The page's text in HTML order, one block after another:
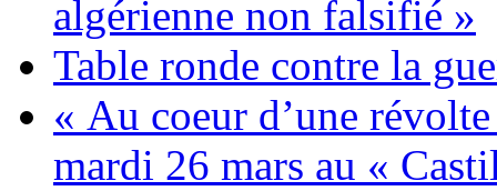
algérienne non falsifié »
Table ronde contre la
« Au coeur d’une
mardi 26 mars au «